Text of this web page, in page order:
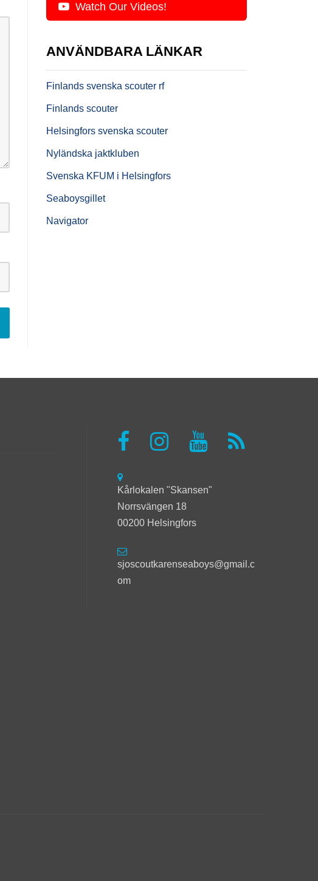
Watch Our Videos!
ANVÄNDBARA LÄNKAR
Finlands svenska scouter rf
Finlands scouter
Helsingfors svenska scouter
Nyländska jaktkluben
Svenska KFUM i Helsingfors
Seaboysgillet
Navigator
Kårlokalen "Skansen"
Norrsvängen 18
00200 Helsingfors
sjoscoutkarenseaboys@gmail.c
om